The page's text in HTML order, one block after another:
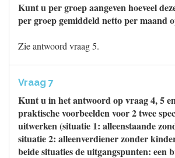
Kunt u per groep aangeven hoeveel
per groep gemiddeld netto per maand
Zie antwoord vraag 5.
Vraag 7
Kunt u in het antwoord op vraag 4, 5
praktische voorbeelden voor 2 twee
uitwerken (situatie 1: alleenstaande
situatie 2: alleenverdiener zonder
beide situaties de uitgangspunten: een